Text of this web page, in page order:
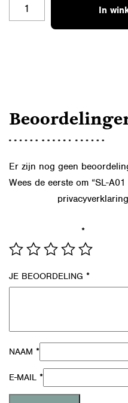
HANDMADE
In
Er zijn nog geen
Wees de eerste om “SL-
privacyverklaring
*
JE BEOORDELING *
NAAM *
E-MAIL *